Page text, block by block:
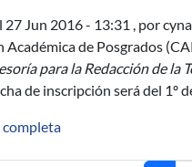
27 Jun 2016 - 13:31 , por
Académica de Posgrados
para la Redacción de la
de inscripción será del 1º
completa